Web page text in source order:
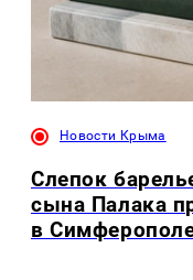
Новости Крыма
Слепок
сына Палака
в